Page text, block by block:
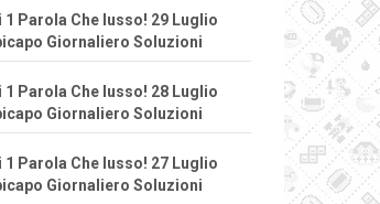
1 Parola Che lusso! 29 Luglio
Giornaliero Soluzioni
1 Parola Che lusso! 28 Luglio
Giornaliero Soluzioni
1 Parola Che lusso! 27 Luglio
Giornaliero Soluzioni